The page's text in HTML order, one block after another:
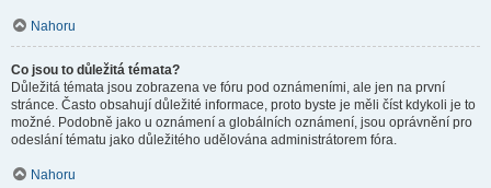
Nahoru
Co jsou to důležitá témata?
Důležitá témata jsou zobrazena ve fóru pod oznámeními, ale jen na první
stránce. Často obsahují důležité informace, proto byste je měli číst kdykoli je to
možné. Podobně jako u oznámení a globálních oznámení, jsou oprávnění pro
odeslání tématu jako důležitého udělována administrátorem fóra.
Nahoru